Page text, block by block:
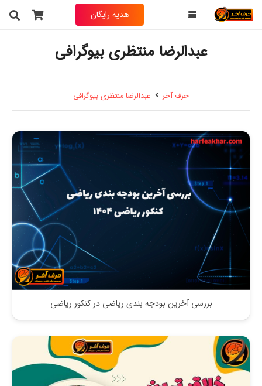
هدیه رایگان
عبدالرضا منتظری بیوگرافی
حرف آخر عبدالرضا منتظری بیوگرافی
بررسی آخرین بودجه بندی ریاضی در کنکور ریاضی